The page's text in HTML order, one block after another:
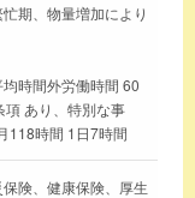
期、物量増加により
時間外労働時間 60
あり、特別な事
118時間 1日7時間
険、健康保険、厚生